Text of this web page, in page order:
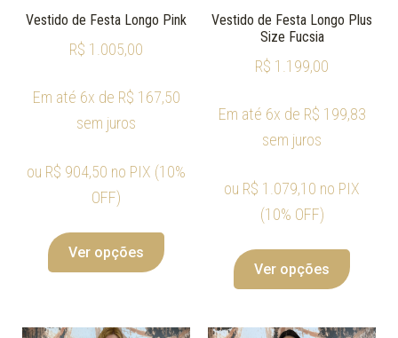
Vestido de Festa Longo Pink
R$ 1.005,00
Em até 6x de R$ 167,50
sem juros
ou R$ 904,50 no PIX (10%
OFF)
Ver opções
Vestido de Festa Longo Plus
Size Fucsia
R$ 1.199,00
Em até 6x de R$ 199,83
sem juros
ou R$ 1.079,10 no PIX
(10% OFF)
Ver opções